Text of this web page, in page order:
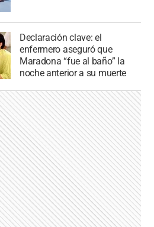
Declaración clave: el
enfermero aseguró que
Maradona “fue al baño” la
noche anterior a su muerte